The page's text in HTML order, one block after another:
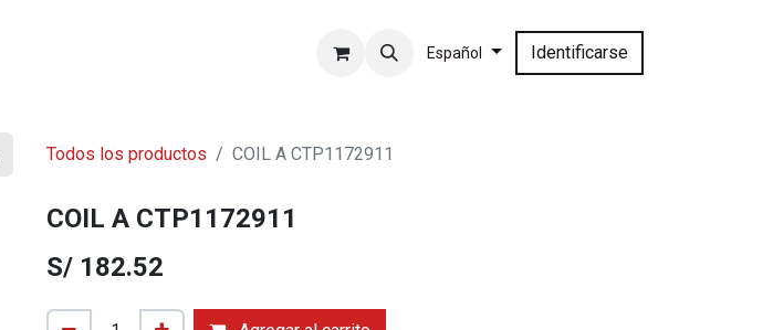
Español Identificarse
Todos los productos COIL A CTP1172911
COIL A CTP1172911
S/ 182.52